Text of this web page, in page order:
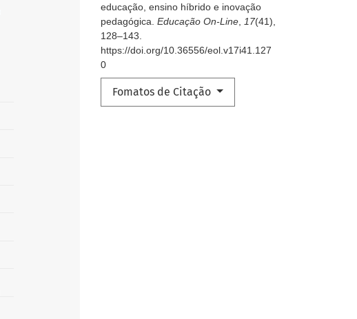
educação, ensino híbrido e inovação
pedagógica. Educação On-Line 17(41),
128–143.
https://doi.org/10.36556/eol.v17i41.127
0
Fomatos de Citação